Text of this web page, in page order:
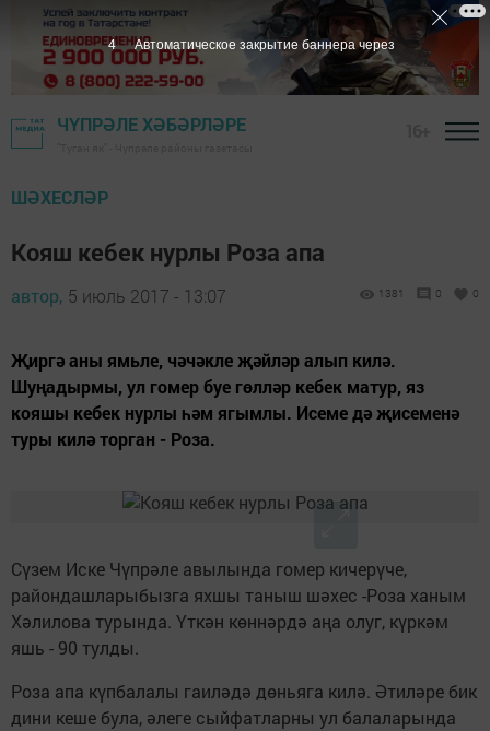
ЧҮПРӘЛЕ ХӘБӘРЛӘРЕ
ШӘХЕСЛӘР
Кояш кебек нурлы Роза апа
автор, 5 июль 2017 - 13:07 1381 0 0
Җиргә аны ямьле, чәчәкле җәйләр алып килә.
Шуңадырмы, ул гомер буе гөлләр кебек матур, яз
кояшы кебек нурлы һәм ягымлы. Исеме дә җисеменә
туры килә торган - Роза.
Сүзем Иске Чүпрәле авылында гомер кичерүче,
райондашларыбызга яхшы таныш шәхес -Роза ханым
Хәлилова турында. Үткән көннәрдә аңа олуг, күркәм
яшь - 90 тулды.
Роза апа күпбалалы гаиләдә дөньяга килә. Әтиләре бик
дини кеше була, әлеге сыйфатларны ул балаларында
3 Автоматическое закрытие баннера через